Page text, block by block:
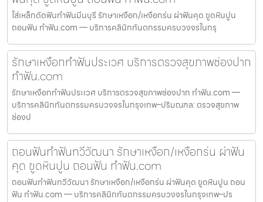
ใส่เหล็กดัดฟันทำฟันมีนบุรี รักษาเหงือก/เหงือกร่น ผ่าฟันคุด ขูดหินปูน
ถอนฟัน ทำฟัน.com — บริการคลินิกทันตกรรมครบวงจรในกรุ
รักษาเหงือกทำฟันประเวศ บริการตรวจสุขภาพช่องปาก
ทำฟัน.com
รักษาเหงือกทำฟันประเวศ บริการตรวจสุขภาพช่องปาก ทำฟัน.com —
บริการคลินิกทันตกรรมครบวงจรในกรุงเทพ–ปริมณฑล: ตรวจสุขภาพ
ช่องป
ถอนฟันทำฟันทวีวัฒนา รักษาเหงือก/เหงือกร่น ผ่าฟัน
คุด ขูดหินปูน ถอนฟัน ทำฟัน.com
ถอนฟันทำฟันทวีวัฒนา รักษาเหงือก/เหงือกร่น ผ่าฟันคุด ขูดหินปูน ถอน
ฟัน ทำฟัน.com — บริการคลินิกทันตกรรมครบวงจรในกรุงเทพ–ปร